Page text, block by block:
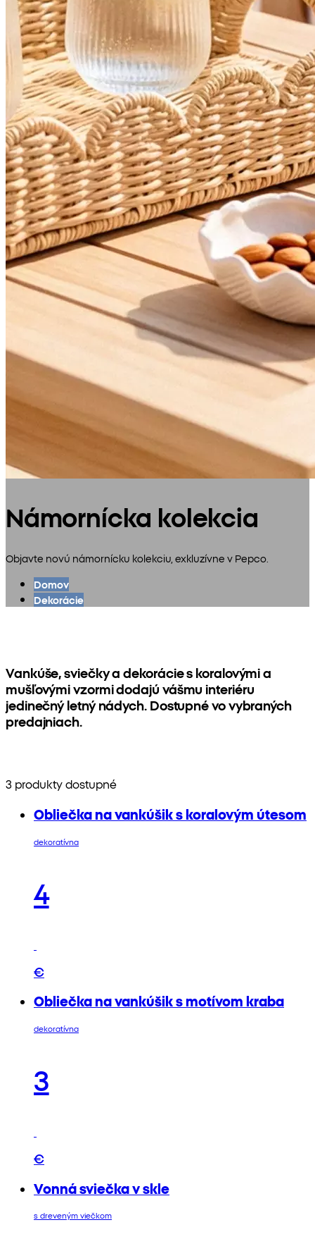
Námornícka kolekcia
Objavte novú námornícku kolekciu, exkluzívne v Pepco.
Domov
Dekorácie
Vankúše, sviečky a dekorácie s koralovými a
mušľovými vzormi dodajú vášmu interiéru
jedinečný letný nádych. Dostupné vo vybraných
predajniach.
3 produkty dostupné
Obliečka na vankúšik s koralovým útesom
dekoratívna
4
€
Obliečka na vankúšik s motívom kraba
dekoratívna
3
€
Vonná sviečka v skle
s dreveným viečkom